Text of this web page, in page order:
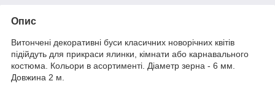
Опис
Витончені декоративні буси класичних новорічних квітів
підійдуть для прикраси ялинки, кімнати або карнавального
костюма. Кольори в асортименті. Діаметр зерна - 6 мм.
Довжина 2 м.